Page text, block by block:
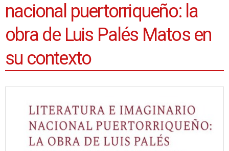
nacional puertorriqueño: la
obra de Luis Palés Matos en
su contexto